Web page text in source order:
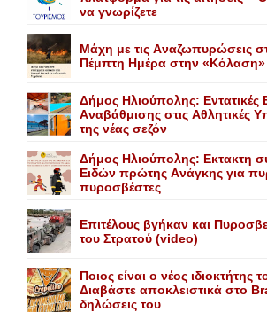
να γνωρίζετε
Mάχη με τις Aναζωπυρώσεις
Πέμπτη Hμέρα στην «Kόλαση»
Δήμος Ηλιούπολης: Eντατικές
Aναβάθμισης στις Aθλητικές
της νέας σεζόν
Δήμος Ηλιούπολης: Eκτακτη
Eιδών πρώτης Aνάγκης για
πυροσβέστες
Επιτέλους βγήκαν και
του Στρατού (video)
Ποιος είναι ο νέος ιδιοκτήτης
Διαβάστε αποκλειστικά στο
δηλώσεις του